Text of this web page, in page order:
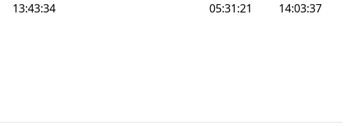
13:43:34
05:31:21
14:03:37